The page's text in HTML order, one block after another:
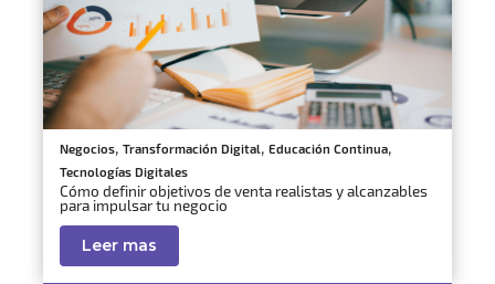
Negocios, Transformación Digital, Educación Continua,
Tecnologías Digitales
Cómo definir objetivos de venta realistas y alcanzables
para impulsar tu negocio
Leer mas